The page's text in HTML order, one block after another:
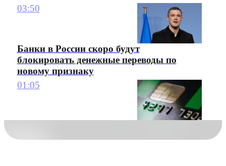
03:50
Банки в России скоро будут
блокировать денежные переводы по
новому признаку
01:05